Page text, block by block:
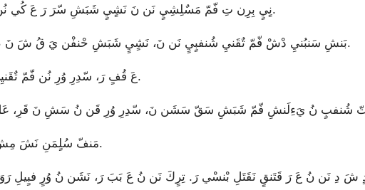
نٍيٍ بِرِن تِ فّمّ مَسٌلِشِيٍ نَن نَ نَشٍيٍ شَبَشِ سّرَ رَ عَ كُي نُن عَ قَرِ، كٍلِقٍ عَ بُنيِ مَ هَن قُفٍ.
بَنشِ سَنبُنيِ دْشْ فّمّ تٌقَنيِ شُنفبٍيٍ نَن نَ، نَشٍيٍ شَبَشِ حْنفْن يَ قُ شَ نَ مُ عَ رَ حْنفْن يَ سٌلٌمَسَشَن مَ.
عَ قُفٍ رَ، سّدِرِ وُرِ نُن فّمّ تٌقَنيِيٍ نُ نَ نَشٍيٍ شَبَشِ عَ قَنيِ رَ.
مَنفّ سُلٍمَنِ نَشَ مِشِ ندٍ قٍن تِرٍ، نَشَن شِلِ شِرَ مِ.